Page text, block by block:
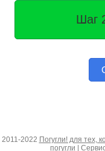
Шаг
2011-2022 Погугли! для тех,
погугли |